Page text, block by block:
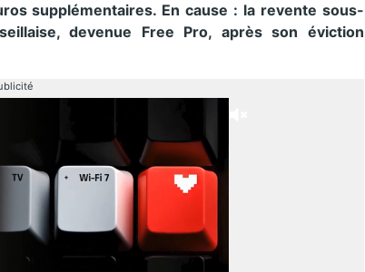
supplémentaires. En cause : la revente sous-
devenue Free Pro, après son éviction